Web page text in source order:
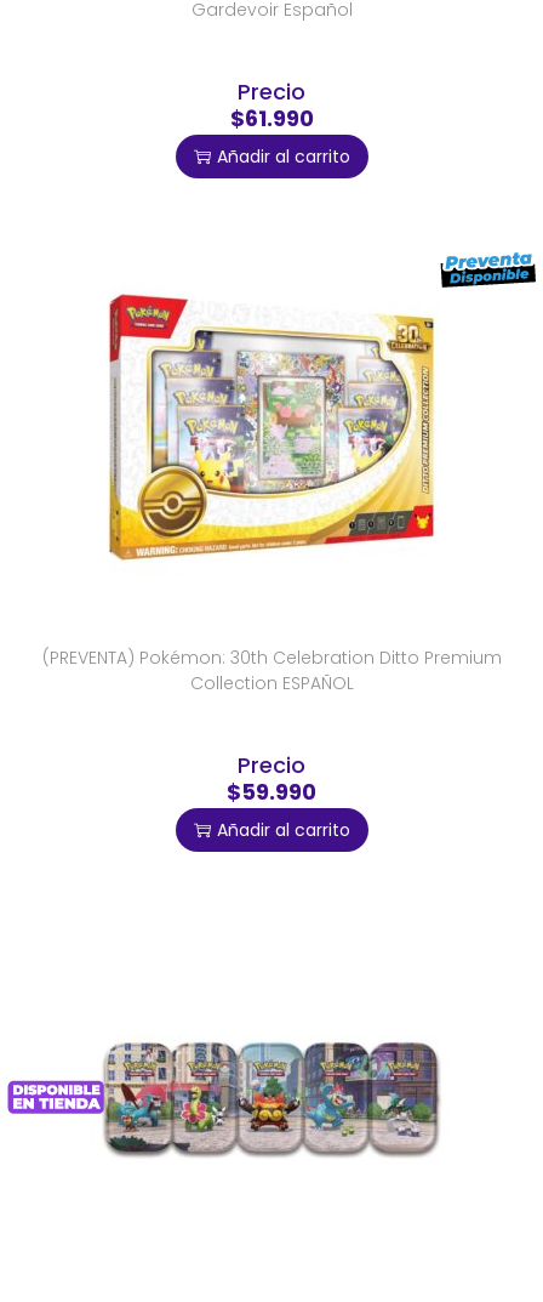
Gardevoir Español
Precio
$61.990
Añadir al carrito
(PREVENTA) Pokémon: 30th Celebration Ditto Premium
Collection ESPAÑOL
Precio
$59.990
Añadir al carrito